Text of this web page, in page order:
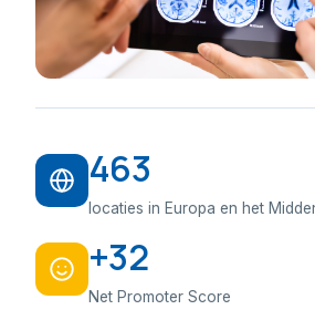
463
locaties in Europa en het
+32
Net Promoter Score